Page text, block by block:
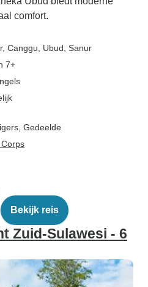
comfort.
, Canggu , Ubud , Sanur
7+
Gedeelde
Bekijk reis
Zuid-Sulawesi - 6